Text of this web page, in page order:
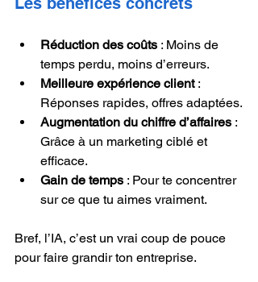
Réduction des coûts : Moins de
temps perdu, moins d’erreurs.
Meilleure expérience client :
Réponses rapides, offres adaptées.
Augmentation du chiffre d’affaires :
Grâce à un marketing ciblé et
efficace.
Gain de temps : Pour te concentrer
sur ce que tu aimes vraiment.
Bref, l’IA, c’est un vrai coup de pouce
pour faire grandir ton entreprise.